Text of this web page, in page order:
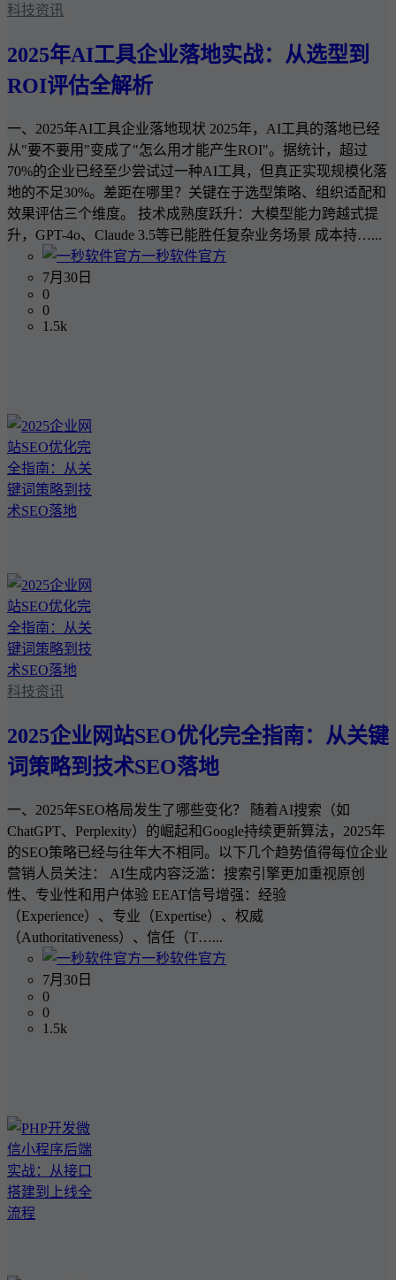
科技资讯
2025年AI工具企业落地实战：从选型到
ROI评估全解析
一、2025年AI工具企业落地现状 2025年，AI工具的落地已经
从"要不要用"变成了"怎么用才能产生ROI"。据统计，超过
70%的企业已经至少尝试过一种AI工具，但真正实现规模化落
地的不足30%。差距在哪里？关键在于选型策略、组织适配和
效果评估三个维度。 技术成熟度跃升：大模型能力跨越式提
升，GPT-4o、Claude 3.5等已能胜任复杂业务场景 成本持…...
一秒软件官方
7月30日
0
0
1.5k
科技资讯
2025企业网站SEO优化完全指南：从关键
词策略到技术SEO落地
一、2025年SEO格局发生了哪些变化？ 随着AI搜索（如
ChatGPT、Perplexity）的崛起和Google持续更新算法，2025年
的SEO策略已经与往年大不相同。以下几个趋势值得每位企业
营销人员关注： AI生成内容泛滥：搜索引擎更加重视原创
性、专业性和用户体验 EEAT信号增强：经验
（Experience）、专业（Expertise）、权威
（Authoritativeness）、信任（T…...
一秒软件官方
7月30日
0
0
1.5k